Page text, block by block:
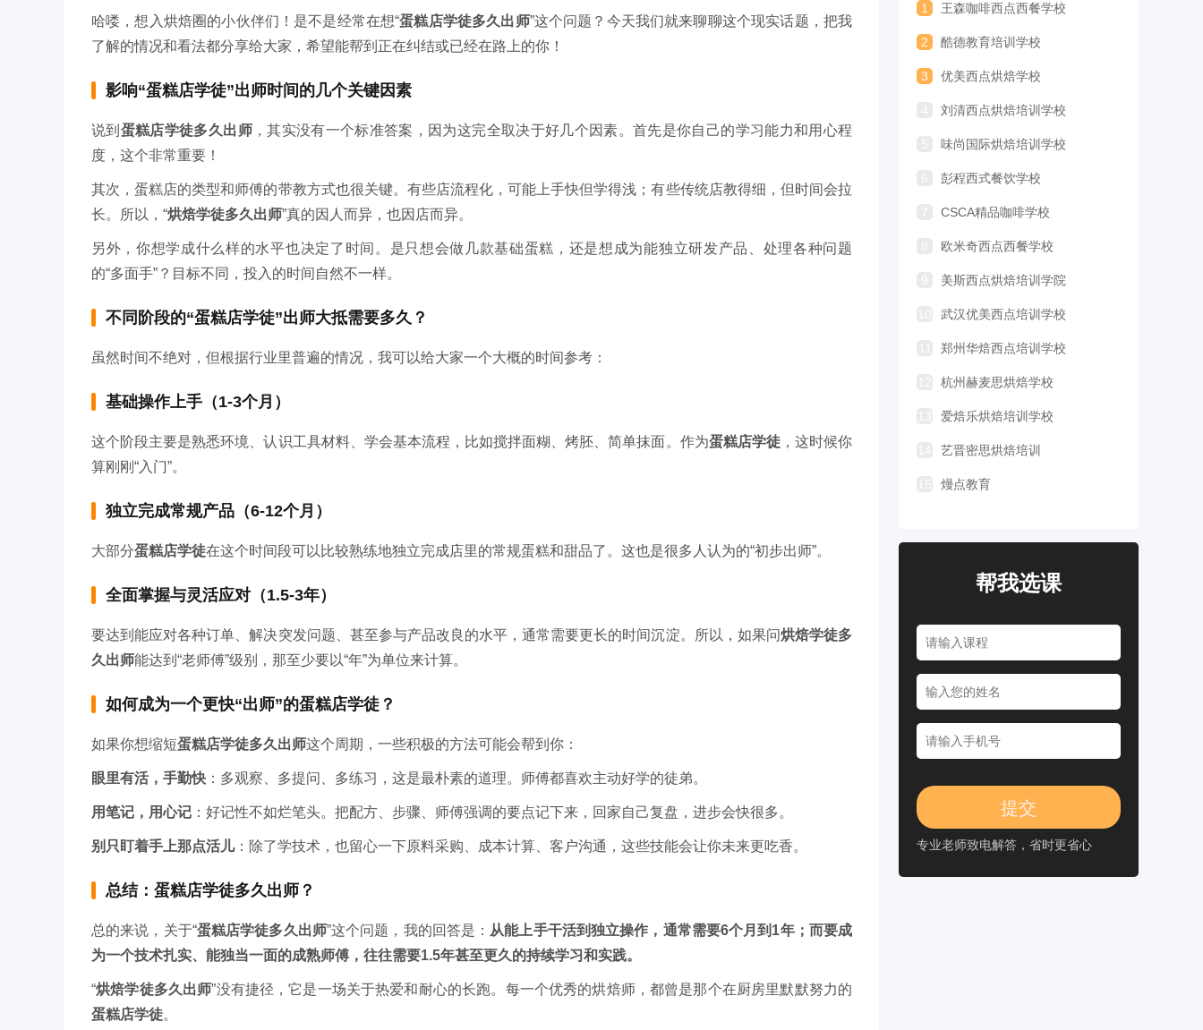
哈喽，想入烘焙圈的小伙伴们！是不是经常在想“蛋糕店学徒多久出师”这个问题？今天我们就来聊聊这个现实话题，把我
了解的情况和看法都分享给大家，希望能帮到正在纠结或已经在路上的你！
影响“蛋糕店学徒”出师时间的几个关键因素
说到 蛋糕店学徒多久出师，其实没有一个标准答案，因为这完全取决于好几个因素。首先是你自己的学习能力和用心程
度，这个非常重要！
其次，蛋糕店的类型和师傅的带教方式也很关键。有些店流程化，可能上手快但学得浅；有些传统店教得细，但时间会拉
长。所以，“烘焙学徒多久出师”真的因人而异，也因店而异。
另外，你想学成什么样的水平也决定了时间。是只想会做几款基础蛋糕，还是想成为能独立研发产品、处理各种问题
的“多面手”？目标不同，投入的时间自然不一样。
不同阶段的“蛋糕店学徒”出师大抵需要多久？
虽然时间不绝对，但根据行业里普遍的情况，我可以给大家一个大概的时间参考：
基础操作上手（1-3个月）
这个阶段主要是熟悉环境、认识工具材料、学会基本流程，比如搅拌面糊、烤胚、简单抹面。作为蛋糕店学徒，这时候你
算刚刚“入门”。
独立完成常规产品（6-12个月）
大部分蛋糕店学徒在这个时间段可以比较熟练地独立完成店里的常规蛋糕和甜品了。这也是很多人认为的“初步出师”。
全面掌握与灵活应对（1.5-3年）
要达到能应对各种订单、解决突发问题、甚至参与产品改良的水平，通常需要更长的时间沉淀。所以，如果问烘焙学徒多
久出师能达到“老师傅”级别，那至少要以“年”为单位来计算。
如何成为一个更快“出师”的蛋糕店学徒？
如果你想缩短蛋糕店学徒多久出师这个周期，一些积极的方法可能会帮到你：
眼里有活，手勤快 ：多观察、多提问、多练习，这是最朴素的道理。师傅都喜欢主动好学的徒弟。
用笔记，用心记 ：好记性不如烂笔头。把配方、步骤、师傅强调的要点记下来，回家自己复盘，进步会快很多。
别只盯着手上那点活儿：除了学技术，也留心一下原料采购、成本计算、客户沟通，这些技能会让你未来更吃香。
总结：蛋糕店学徒多久出师？
总的来说，关于“蛋糕店学徒多久出师”这个问题，我的回答是： 从能上手干活到独立操作，通常需要6个月到1年；而要成
为一个技术扎实、能独当一面的成熟师傅，往往需要1.5年甚至更久的持续学习和实践。
“烘焙学徒多久出师”没有捷径，它是一场关于热爱和耐心的长跑。每一个优秀的烘焙师，都曾是那个在厨房里默默努力的
蛋糕店学徒。
1 王森咖啡西点西餐学校
2 酷德教育培训学校
3 优美西点烘焙学校
刘清西点烘焙培训学校
味尚国际烘焙培训学校
彭程西式餐饮学校
CSCA精品咖啡学校
欧米奇西点西餐学校
美斯西点烘焙培训学院
武汉优美西点培训学校
郑州华焙西点培训学校
杭州赫麦思烘焙学校
爱焙乐烘焙培训学校
艺晋密思烘焙培训
熳点教育
帮我选课
专业老师致电解答，省时更省心